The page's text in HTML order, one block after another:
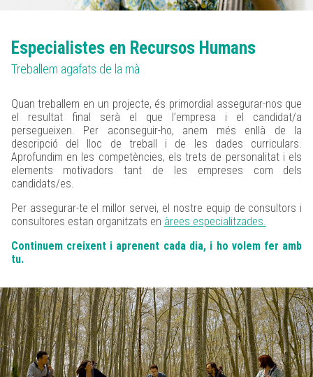
Especialistes en Recursos Humans
Treballem agafats de la mà
Quan treballem en un projecte, és primordial assegurar-nos que
el resultat final serà el que l’empresa i el candidat/a
persegueixen. Per aconseguir-ho, anem més enllà de la
descripció del lloc de treball i de les dades curriculars.
Aprofundim en les competències, els trets de personalitat i els
elements motivadors tant de les empreses com dels
candidats/es.
Per assegurar-te el millor servei, el nostre equip de consultors i
consultores estan organitzats en àrees especialitzades.
Continuem creixent i aprenent cada dia, i ho volem fer amb
tu.